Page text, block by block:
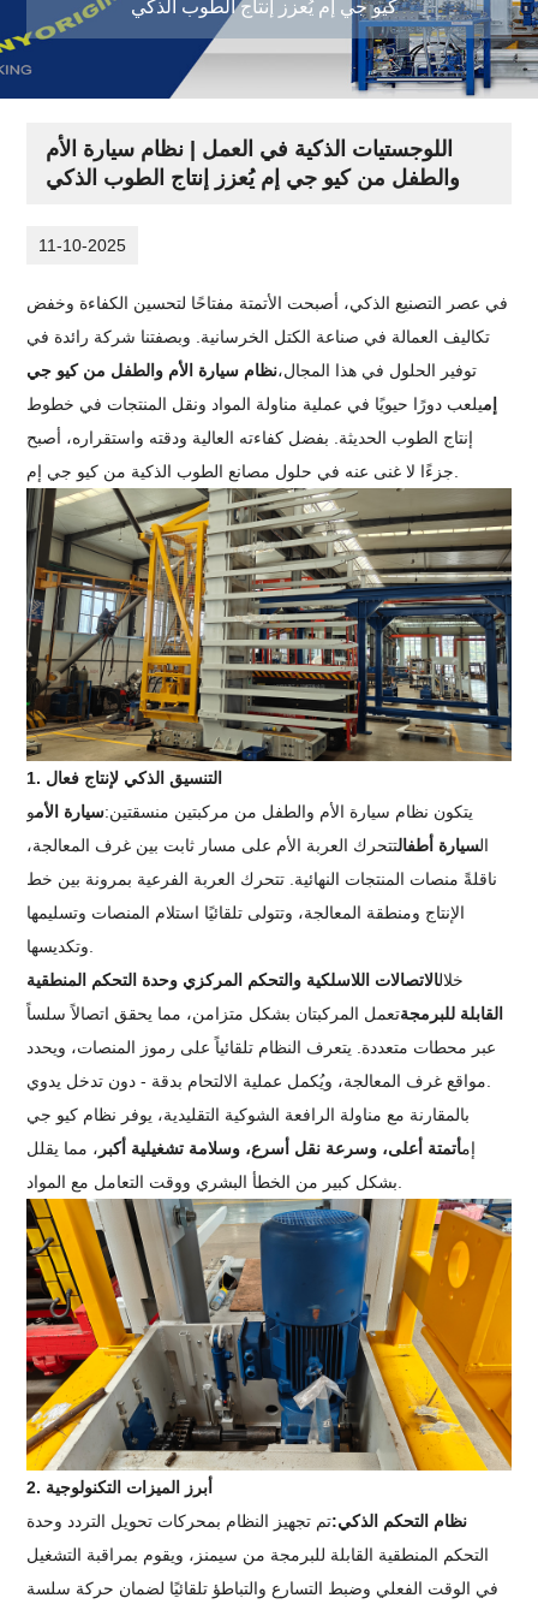
كيو جي إم يُعزز إنتاج الطوب الذكي
اللوجستيات الذكية في العمل | نظام سيارة الأم
والطفل من كيو جي إم يُعزز إنتاج الطوب الذكي
11-10-2025
في عصر التصنيع الذكي، أصبحت الأتمتة مفتاحًا لتحسين الكفاءة وخفض
تكاليف العمالة في صناعة الكتل الخرسانية. وبصفتنا شركة رائدة في
توفير الحلول في هذا المجال،نظام سيارة الأم والطفل من كيو جي
إميلعب دورًا حيويًا في عملية مناولة المواد ونقل المنتجات في خطوط
إنتاج الطوب الحديثة. بفضل كفاءته العالية ودقته واستقراره، أصبح
1. التنسيق الذكي لإنتاج فعال
يتكون نظام سيارة الأم والطفل من مركبتين منسقتين:سيارة الأمو
السيارة أطفالتتحرك العربة الأم على مسار ثابت بين غرف المعالجة،
ناقلةً منصات المنتجات النهائية. تتحرك العربة الفرعية بمرونة بين خط
الإنتاج ومنطقة المعالجة، وتتولى تلقائيًا استلام المنصات وتسليمها
خلالالاتصالات اللاسلكية والتحكم المركزي وحدة التحكم المنطقية
القابلة للبرمجةتعمل المركبتان بشكل متزامن، مما يحقق اتصالاً سلساً
عبر محطات متعددة. يتعرف النظام تلقائياً على رموز المنصات، ويحدد
بالمقارنة مع مناولة الرافعة الشوكية التقليدية، يوفر نظام كيو جي
إمأتمتة أعلى، وسرعة نقل أسرع، وسلامة تشغيلية أكبر ، مما يقلل
2. أبرز الميزات التكنولوجية
نظام التحكم الذكي:تم تجهيز النظام بمحركات تحويل التردد وحدة
التحكم المنطقية القابلة للبرمجة من سيمنز، ويقوم بمراقبة التشغيل
في الوقت الفعلي وضبط التسارع والتباطؤ تلقائيًا لضمان حركة سلسة